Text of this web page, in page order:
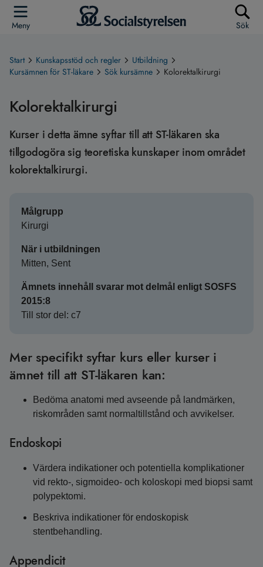
Meny Sök
Start Kunskapsstöd och regler
Utbildning
Kursämnen för ST-läkare
Sök kursämne Kolorektalkirurgi
Kolorektalkirurgi
Kurser i detta ämne syftar till att ST-läkaren ska
tillgodogöra sig teoretiska kunskaper inom området
kolorektalkirurgi.
Målgrupp
Kirurgi
När i utbildningen
Mitten, Sent
Ämnets innehåll svarar mot delmål enligt SOSFS
2015:8
Till stor del: c7
Mer specifikt syftar kurs eller kurser i
ämnet till att ST-läkaren kan:
Bedöma anatomi med avseende på landmärken,
riskområden samt normaltillstånd och avvikelser.
Endoskopi
Värdera indikationer och potentiella komplikationer
vid rekto-, sigmoideo- och koloskopi med biopsi samt
polypektomi.
Beskriva indikationer för endoskopisk
stentbehandling.
Appendicit